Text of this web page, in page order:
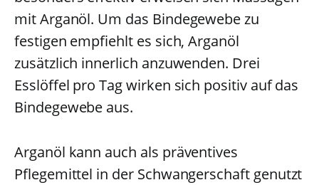
mit Arganöl. Um das Bindegewebe zu
festigen empfiehlt es sich, Arganöl
zusätzlich innerlich anzuwenden. Drei
Esslöffel pro Tag wirken sich positiv auf das
Bindegewebe aus.
Arganöl kann auch als präventives
Pflegemittel in der Schwangerschaft genutzt